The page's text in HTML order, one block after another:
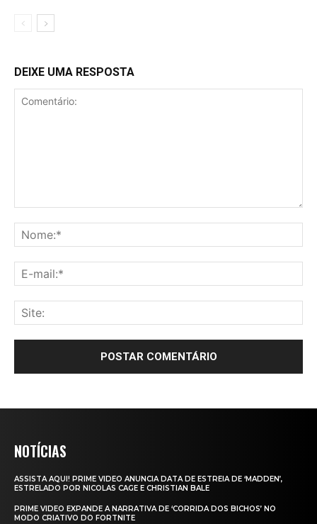
DEIXE UMA RESPOSTA
NOTÍCIAS
ASSISTA AQUI! PRIME VIDEO ANUNCIA DATA DE ESTREIA DE ‘MADDEN’,
ESTRELADO POR NICOLAS CAGE E CHRISTIAN BALE
PRIME VIDEO EXPANDE A NARRATIVA DE ‘CORRIDA DOS BICHOS’ NO
MODO CRIATIVO DO FORTNITE